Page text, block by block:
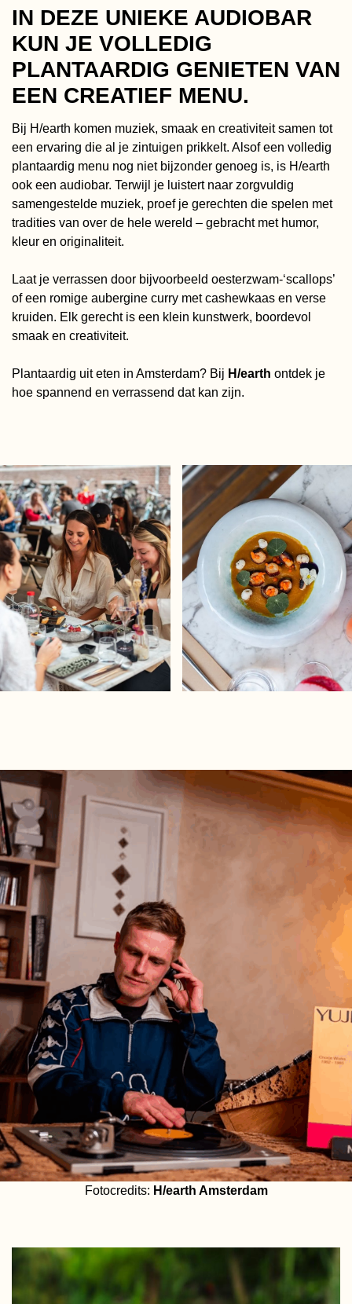
IN DEZE UNIEKE AUDIOBAR
KUN JE VOLLEDIG
PLANTAARDIG GENIETEN VAN
EEN CREATIEF MENU.
Bij H/earth komen muziek, smaak en creativiteit samen tot
een ervaring die al je zintuigen prikkelt. Alsof een volledig
plantaardig menu nog niet bijzonder genoeg is, is H/earth
ook een audiobar. Terwijl je luistert naar zorgvuldig
samengestelde muziek, proef je gerechten die spelen met
tradities van over de hele wereld – gebracht met humor,
kleur en originaliteit.
Laat je verrassen door bijvoorbeeld oesterzwam‑‘scallops’
of een romige aubergine curry met cashewkaas en verse
kruiden. Elk gerecht is een klein kunstwerk, boordevol
smaak en creativiteit.
Plantaardig uit eten in Amsterdam? Bij H/earth ontdek je
hoe spannend en verrassend dat kan zijn.
Fotocredits: H/earth Amsterdam